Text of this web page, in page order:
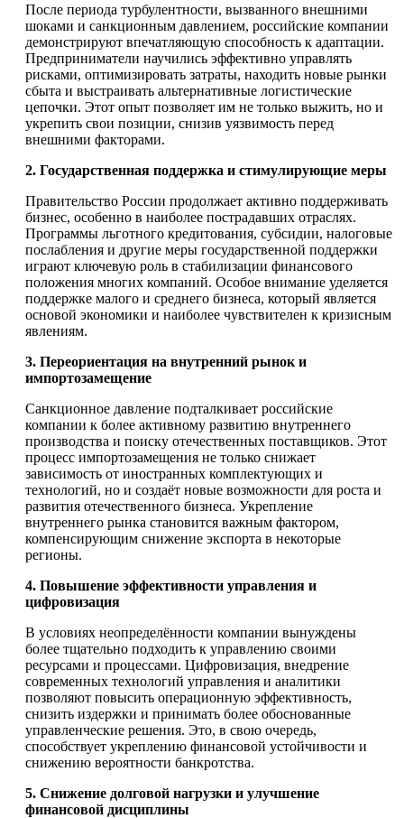
После периода турбулентности, вызванного внешними
шоками и санкционным давлением, российские компании
демонстрируют впечатляющую способность к адаптации.
Предприниматели научились эффективно управлять
рисками, оптимизировать затраты, находить новые рынки
сбыта и выстраивать альтернативные логистические
цепочки. Этот опыт позволяет им не только выжить, но и
укрепить свои позиции, снизив уязвимость перед
внешними факторами.
2. Государственная поддержка и стимулирующие меры
Правительство России продолжает активно поддерживать
бизнес, особенно в наиболее пострадавших отраслях.
Программы льготного кредитования, субсидии, налоговые
послабления и другие меры государственной поддержки
играют ключевую роль в стабилизации финансового
положения многих компаний. Особое внимание уделяется
поддержке малого и среднего бизнеса, который является
основой экономики и наиболее чувствителен к кризисным
явлениям.
3. Переориентация на внутренний рынок и
импортозамещение
Санкционное давление подталкивает российские
компании к более активному развитию внутреннего
производства и поиску отечественных поставщиков. Этот
процесс импортозамещения не только снижает
зависимость от иностранных комплектующих и
технологий, но и создаёт новые возможности для роста и
развития отечественного бизнеса. Укрепление
внутреннего рынка становится важным фактором,
компенсирующим снижение экспорта в некоторые
регионы.
4. Повышение эффективности управления и
цифровизация
В условиях неопределённости компании вынуждены
более тщательно подходить к управлению своими
ресурсами и процессами. Цифровизация, внедрение
современных технологий управления и аналитики
позволяют повысить операционную эффективность,
снизить издержки и принимать более обоснованные
управленческие решения. Это, в свою очередь,
способствует укреплению финансовой устойчивости и
снижению вероятности банкротства.
5. Снижение долговой нагрузки и улучшение
финансовой дисциплины